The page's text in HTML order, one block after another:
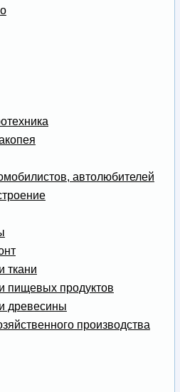
автолюбителей
ткани
пищевых продуктов
древесины
производства